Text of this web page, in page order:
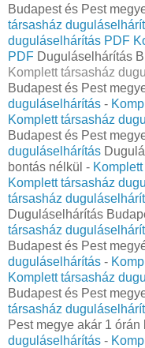
Budapest és Pest
társasház
duguláselhárítás PDF
PDF Duguláselhárítás
Komplett társasház
Budapest és Pest
duguláselhárítás -
Komplett társasház
Budapest és Pest
duguláselhárítás
bontás nélkül -
Komplett társasház
társasház
Duguláselhárítás
társasház
Budapest és Pest
duguláselhárítás -
Komplett társasház
Budapest és Pest
társasház
Pest megye akár 1 órán
duguláselhárítás -